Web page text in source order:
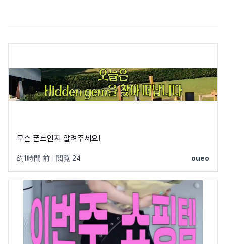
무슨 폰트인지 알려주세요!
約1時間 前 閲覧 24 oueo